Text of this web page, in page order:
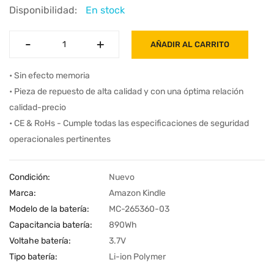
Disponibilidad: En stock
- +
- + AÑADIR AL CARRITO
• Sin efecto memoria
• Pieza de repuesto de alta calidad y con una óptima relación
calidad-precio
• CE & RoHs - Cumple todas las especificaciones de seguridad
operacionales pertinentes
Condición:
Nuevo
Marca:
Amazon Kindle
Modelo de la batería:
MC-265360-03
Capacitancia batería:
890Wh
Voltahe batería:
3.7V
Tipo batería:
Li-ion Polymer